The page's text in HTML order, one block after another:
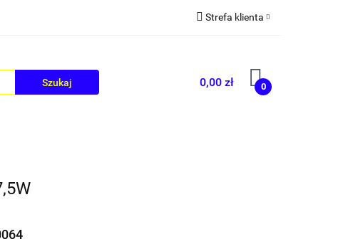
Strefa klienta
Zarejestruj się
Dodaj zgłoszenie
0,00 zł 0